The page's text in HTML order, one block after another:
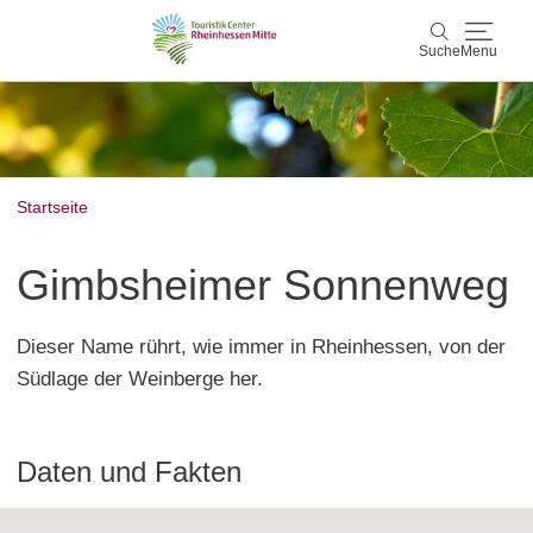
Suche Menu
Suche
Rheinhessen Mitte
Service & Unterkünfte
Karte Rheinhessen Blog
Startseite
Gimbsheimer Sonnenweg
Dieser Name rührt, wie immer in Rheinhessen, von der
Südlage der Weinberge her.
Daten und Fakten